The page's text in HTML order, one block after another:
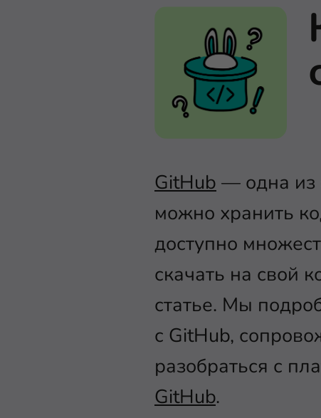
GitHub— одна из
можно хранить
доступно
скачать на свой
статье. Мы
с GitHub,
разобраться с
GitHub.